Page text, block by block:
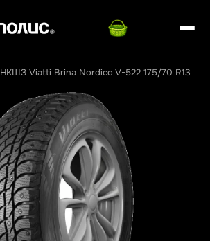
НКШЗ Viatti Brina Nordico V-522 175/70 R13